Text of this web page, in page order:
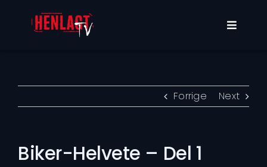
Toggle
Forrige Next
Biker-Helvete – Del 1